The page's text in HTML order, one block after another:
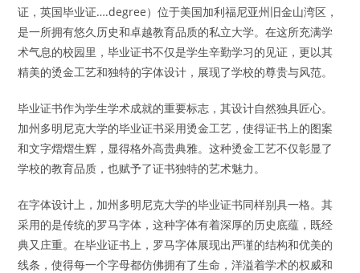
证，英国毕业证….degree）位于美国加利福尼亚州旧金山湾区，
是一所拥有悠久历史和卓越教育品质的私立大学。在这所充满学
术气息的校园里，毕业证书不仅是学生辛勤学习的见证，更以其
精美的烫金工艺和独特的字体设计，展现了学校的尊贵与风范。
毕业证书作为学生学术成就的重要标志，其设计自然独具匠心。
加州多明尼克大学的毕业证书采用烫金工艺，使得证书上的图案
和文字熠熠生辉，显得格外高贵典雅。这种烫金工艺不仅彰显了
学校的教育品质，也赋予了证书独特的艺术魅力。
在字体设计上，加州多明尼克大学的毕业证书同样别具一格。其
采用的是传统的罗马字体，这种字体有着深厚的历史底蕴，既经
典又庄重。在毕业证书上，罗马字体展现出严谨的结构和优美的
线条，使得每一个字母都仿佛拥有了生命，洋溢着学术的权威和